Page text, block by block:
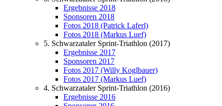
Ergebnisse 2018
Sponsoren 2018
Fotos 2018 (Patrick Laferl)
Fotos 2018 (Markus Luef)
5. Schwarzataler Sprint-Triathlon (2017)
Ergebnisse 2017
Sponsoren 2017
Fotos 2017 (Willy Koglbauer)
Fotos 2017 (Markus Luef)
4. Schwarzataler Sprint-Triathlon (2016)
Ergebnisse 2016